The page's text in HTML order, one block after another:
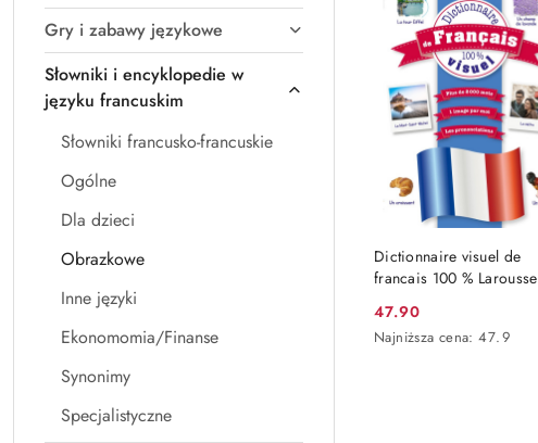
Gry i zabawy językowe
Słowniki i encyklopedie w
języku francuskim
Słowniki francusko-francuskie
Ogólne
Dla dzieci
Obrazkowe
Inne języki
Ekonomomia/Finanse
Synonimy
Specjalistyczne
Dictionnaire visuel de
francais 100 % Larousse
Cena
promocyjna:
47.90
Najniższa
Najniższa cena: 47.9
DO KOSZYKA